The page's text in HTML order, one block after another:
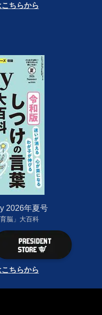
ちらから
2026年夏号
脳」大百科
ちらから